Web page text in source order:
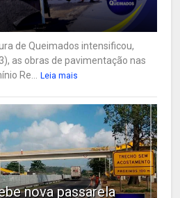
de Queimados intensificou,
as obras de pavimentação nas
Re...
Leia mais
nova passarela